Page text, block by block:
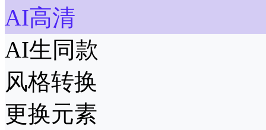
AI高清
AI生同款
风格转换
更换元素